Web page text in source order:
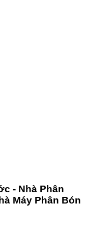
- Nhà Phân
Máy Phân Bón